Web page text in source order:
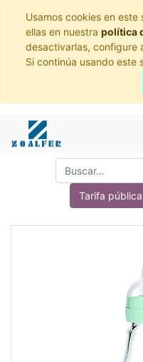
Usamos cookies en
ellas en nuestra política
desactivarlas, configure
Si continúa usando este
Tarifa pública